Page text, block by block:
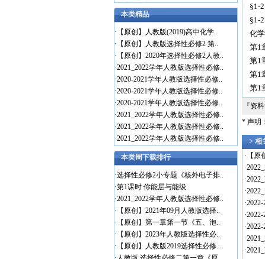
本类精品
· 【原创】人教版(2019)高中化学..
· 【原创】人教版选择性必修2 第..
· 【原创】2020年选择性必修2人教..
·2021_2022学年人教版选择性必修..
·2020-2021学年人教版选择性必修..
·2020-2021学年人教版选择性必修..
·2020-2021学年人教版选择性必修..
·2021_2022学年人教版选择性必修..
·2021_2022学年人教版选择性必修..
·2021_2022学年人教版选择性必修..
本类周下载排行
·选择性必修2小专题《核外电子排..
·第1课时 你能层与能级
·2021_2022学年人教版选择性必修..
· 【原创】2021年09月人教版选择..
· 【原创】第一章第一节《五、泡..
· 【原创】2023年人教版选择性必..
· 【原创】人教版2019选择性必修..
§1-
§1-
化
第1
第1
第1
第1
『资
* 声明
> 相
· 【
·
·
·
·
·
·
·
·